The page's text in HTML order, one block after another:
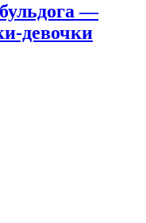
—
девочки